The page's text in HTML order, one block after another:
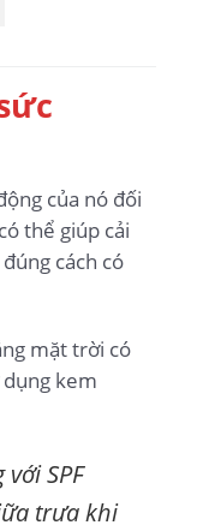
của nó đối
thể giúp cải
cách có
mặt trời có
kem
SPF
trưa khi